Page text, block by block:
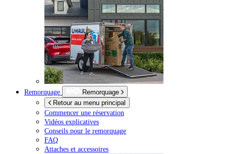
Remorquage
Remorquage
Retour au menu principal
Commencer une réservation
Vidéos explicatives
Conseils pour le remorquage
FAQ
Attaches et accessoires